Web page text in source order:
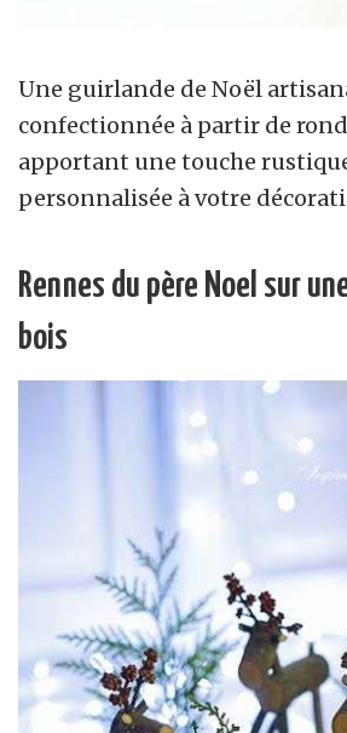
Une guirlande de Noël
confectionnée à partir de
apportant une touche
personnalisée à votre
Rennes du père Noel sur
bois